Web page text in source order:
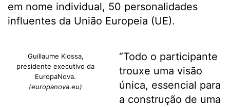
em nome individual, 50 personalidades
influentes da União Europeia (UE).
Guillaume Klossa,
presidente executivo da
EuropaNova.
(europanova.eu)
“Todo o participante
trouxe uma visão
única, essencial para
a construção de uma